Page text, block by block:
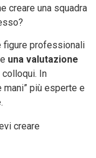
creare una squadra
figure professionali
una valutazione
In
più esperte e
.
creare